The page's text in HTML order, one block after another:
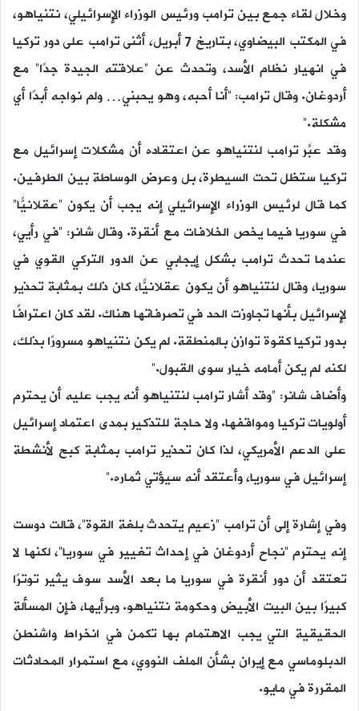
وخلال لقاء جمع بين ترامب ورئيس الوزراء الإسرائيلي، نتنياهو،
في المكتب البيضاوي، بتاريخ 7 أبريل، أثنى ترامب على دور تركيا
في انهيار نظام الأسد، وتحدث عن “علاقته الجيدة جدًا” مع
أردوغان. وقال ترامب: “أنا أحبه، وهو يحبني… ولم نواجه أبدًا أي
مشكلة.”
وقد عبَّر ترامب لنتنياهو عن اعتقاده أن مشكلات إسرائيل مع
تركيا ستظل تحت السيطرة، بل وعرض الوساطة بين الطرفين.
كما قال لرئيس الوزراء الإسرائيلي إنه يجب أن يكون “عقلانيًّا”
في سوريا فيما يخص الخلافات مع أنقرة. وقال شانر: “في رأيي،
عندما تحدث ترامب بشكل إيجابي عن الدور التركي القوي في
سوريا، وقال لنتنياهو أن يكون عقلانيًّا، كان ذلك بمثابة تحذير
لإسرائيل بأنها تجاوزت الحد في تصرفاتها هناك. لقد كان اعترافًا
بدور تركيا كقوة توازن بالمنطقة. لم يكن نتنياهو مسرورًا بذلك،
لكنه لم يكن أمامه خيار سوى القبول.”
وأضاف شانر: “وقد أشار ترامب لنتنياهو أنه يجب عليه أن يحترم
أولويات تركيا ومواقفها. ولا حاجة للتذكير بمدى اعتماد إسرائيل
على الدعم الأمريكي، لذا كان تحذير ترامب بمثابة كبح لأنشطة
إسرائيل في سوريا، وأعتقد أنه سيؤتي ثماره.”
وفي إشارة إلى أن ترامب “زعيم يتحدث بلغة القوة”، قالت دوست
إنه يحترم “نجاح أردوغان في إحداث تغيير في سوريا”، لكنها لا
تعتقد أن دور أنقرة في سوريا ما بعد الأسد سوف يثير توترًا
كبيرًا بين البيت الأبيض وحكومة نتنياهو. وبرأيها، فإن المسألة
الحقيقية التي يجب الاهتمام بها تكمن في انخراط واشنطن
الدبلوماسي مع إيران بشأن الملف النووي، مع استمرار المحادثات
المقررة في مايو.